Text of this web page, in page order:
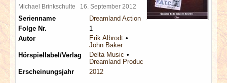
Michael Brinkschulte 16. September 2012
Serienname
Dreamland Action
Folge Nr.
1
Autor
Erik Albrodt
John Baker
Hörspiellabel/Verlag
Delta Music
Dreamland Productions
Erscheinungsjahr
2012